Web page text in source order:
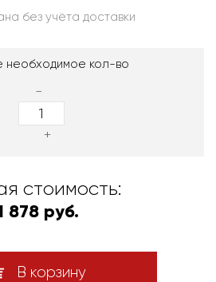
без учёта доставки
необходимое кол-во
-
+
стоимость:
878 руб.
В корзину